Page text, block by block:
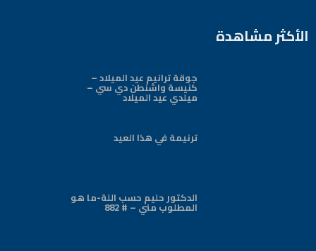
الأكثر مشاهدة
جوقة ترانيم عيد الميلاد –
كنيسة واشنطن دي سي –
ميلدي عيد الميلاد
ترنيمة في هذا العيد
الدكتور حليم حسب اللة-ما هو
المطلوب مني – # 882